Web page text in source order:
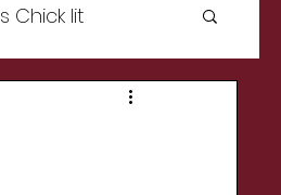
Chick lit